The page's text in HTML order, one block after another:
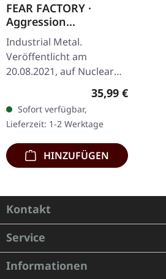
FEAR FACTORY ·
Aggression
Continuum | BLACK
2LP
Industrial Metal.
Veröffentlicht am
20.08.2021, auf Nuclear
Blast Records. Schwarzes
Doppel-Vinyl im Gatefold-
Cover. Nach einer
siebenjährigen Pause…
Regulärer Preis:
35,99 €
Sofort verfügbar,
Lieferzeit: 1-2 Werktage
HINZUFÜGEN
Kontakt
Service
Informationen